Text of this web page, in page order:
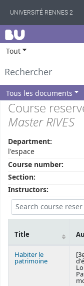
UNIVERSITÉ RENNES 2
INTERNATIONAL
BU
Tout
Tous les documents
Course
Master RIVES
Department:
l'espace
Course number:
Section:
Instructors:
Courses
Title
Habiter le
patrimoine